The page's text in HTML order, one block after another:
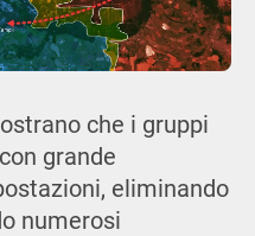
che i gruppi
grande
eliminando
numerosi